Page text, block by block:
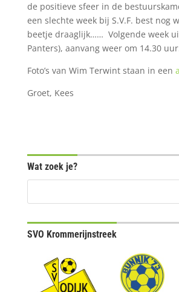
de positieve sfeer in de
een slechte week bij S.V.F. best nog
beetje draaglijk…… Volgende week
Panters), aanvang weer om 14.30
Foto’s van Wim Terwint staan in een
Groet, Kees
Wat zoek je?
SVO Krommerijnstreek